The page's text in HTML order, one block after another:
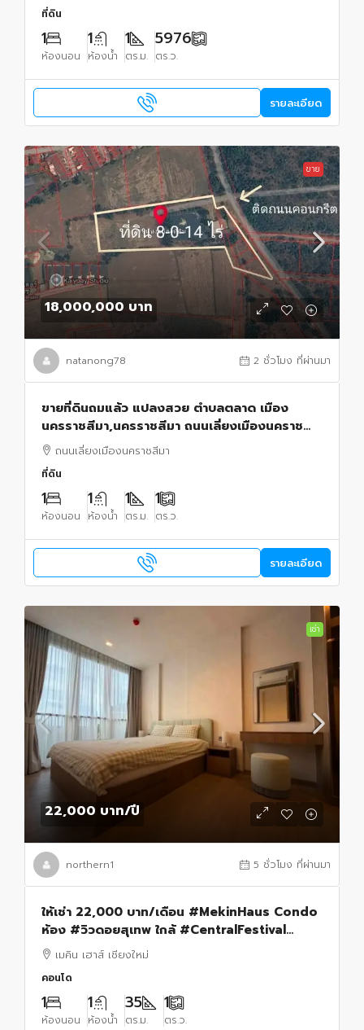
ที่ดิน
1
ห้องนอน
1
ห้องน้ำ
1
ตร.ม.
5976
ตร.ว.
รายละเอียด
ขาย
18,000,000 บาท
natanong78 2 ชั่วโมง ที่ผ่านมา
ขายที่ดินถมแล้ว แปลงสวย ตำบลตลาด เมือง
นครราชสีมา,นครราชสีมา ถนนเลี่ยงเมืองนคราช
สีมาถนนเลี่ยงเมืองนคราชสีมา
ที่ดิน
1
ห้องนอน
1
ห้องน้ำ
1
ตร.ม.
1
ตร.ว.
รายละเอียด
เช่า
22,000 บาท/ปี
northern1 5 ชั่วโมง ที่ผ่านมา
ให้เช่า 22,000 บาท/เดือน #MekinHaus Condo
ห้อง #วิวดอยสุเทพ ใกล้ #CentralFestival
#เฟอร์นิเจอร์และเครื่องใช้ไฟฟ้าครบ พร้อมเข้าอยู่
เมคิน เฮาส์ เชียงใหม่
คอนโด
1
ห้องนอน
1
ห้องน้ำ
35
ตร.ม.
1
ตร.ว.